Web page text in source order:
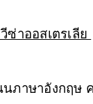
าออสเตรเลีย
นภาษาอังกฤษ